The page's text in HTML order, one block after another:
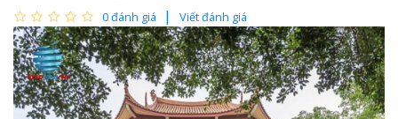
0 đánh giá Viết đánh giá